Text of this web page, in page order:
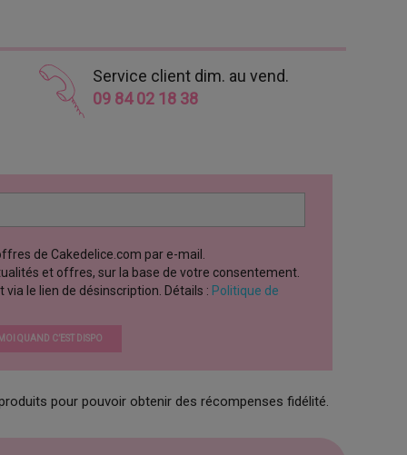
Service client dim. au vend.
09 84 02 18 38
de Cakedelice.com par e-mail.
et offres, sur la base de votre consentement.
le lien de désinscription. Détails : Politique de
QUAND C’EST DISPO
pour pouvoir obtenir des récompenses fidélité.